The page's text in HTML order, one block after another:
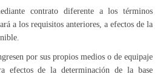
contrato diferente a los términos
a los requisitos anteriores, a efectos de la
por sus propios medios o de equipaje
efectos de la determinación de la base